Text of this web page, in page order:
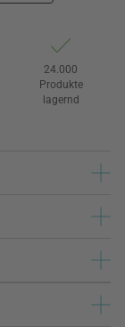
24.000
Produkte
lagernd